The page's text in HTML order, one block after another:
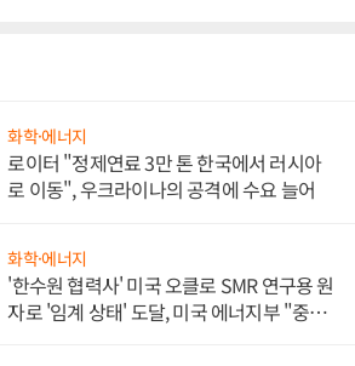
화학·에너지
로이터 "정제연료 3만 톤 한국에서 러시아
로 이동", 우크라이나의 공격에 수요 늘어
화학·에너지
'한수원 협력사' 미국 오클로 SMR 연구용 원
자로 '임계 상태' 도달, 미국 에너지부 "중요